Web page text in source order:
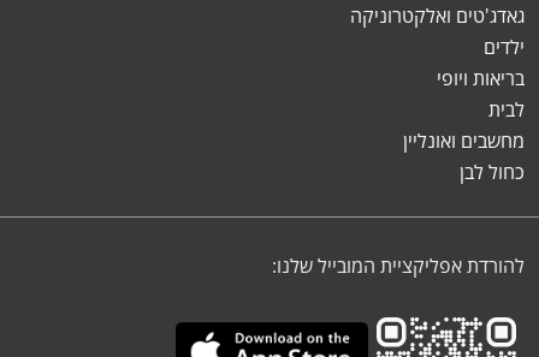
גאדג'טים ואלקטרוניקה
ילדים
בריאות ויופי
לבית
מחשבים ואונליין
כחול לבן
להורדת אפליקציית המובייל שלנו: